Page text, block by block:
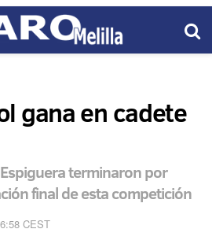
gana en cadete
terminaron por
final de esta competición
CEST